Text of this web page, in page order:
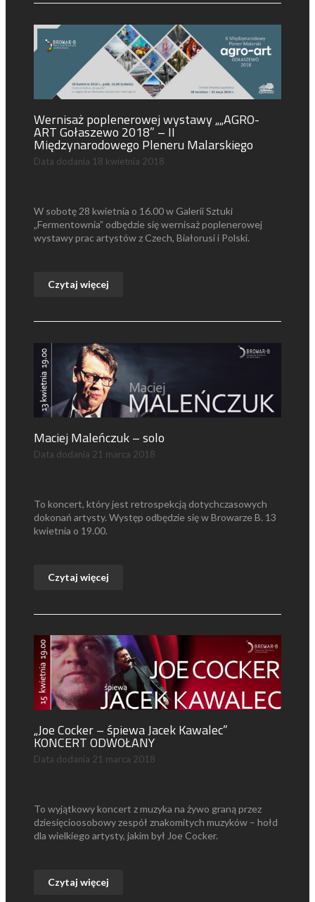
Wernisaż poplenerowej wystawy „„AGRO-
ART Gołaszewo 2018” – II
Międzynarodowego Pleneru Malarskiego
Data dodania 18 kwietnia 2018
W sobotę 28 kwietnia o 16.00 w Galerii Sztuki
„Fermentownia” odbędzie się wernisaż poplenerowej
wystawy prac artystów z Czech, Białorusi i Polski.
Czytaj więcej
Maciej Maleńczuk – solo
Data dodania 21 marca 2018
To koncert, który jest retrospekcją dotychczasowych
dokonań artysty. Występ odbędzie się w Browarze B. 13
kwietnia o 19.00.
Czytaj więcej
„Joe Cocker – śpiewa Jacek Kawalec”
KONCERT ODWOŁANY
Data dodania 21 marca 2018
To wyjątkowy koncert z muzyka na żywo graną przez
dziesięcioosobowy zespół znakomitych muzyków – hołd
dla wielkiego artysty, jakim był Joe Cocker.
Czytaj więcej